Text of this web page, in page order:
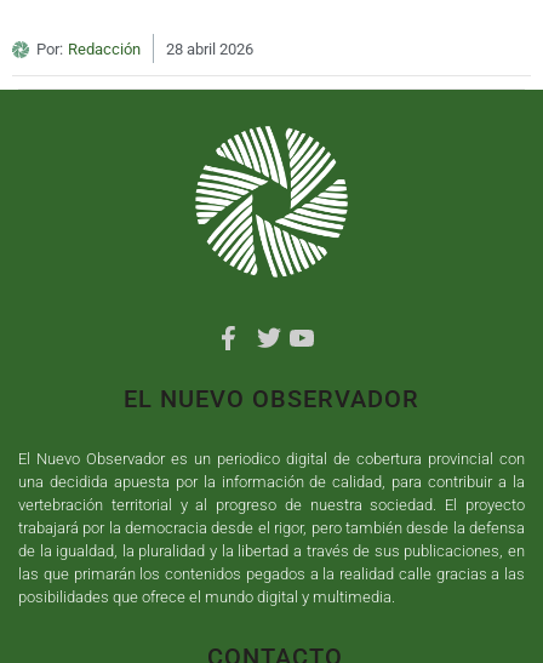
Por: Redacción 28 abril 2026
EL NUEVO OBSERVADOR
El Nuevo Observador es un periodico digital de cobertura provincial con
una decidida apuesta por la información de calidad, para contribuir a la
vertebración territorial y al progreso de nuestra sociedad. El proyecto
trabajará por la democracia desde el rigor, pero también desde la defensa
de la igualdad, la pluralidad y la libertad a través de sus publicaciones, en
las que primarán los contenidos pegados a la realidad calle gracias a las
posibilidades que ofrece el mundo digital y multimedia.